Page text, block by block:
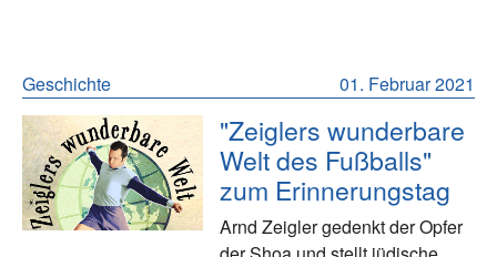
01. Februar 2021
Geschichte
"Zeiglers wunderbare
Welt des Fußballs"
zum Erinnerungstag
Arnd Zeigler gedenkt der Opfer